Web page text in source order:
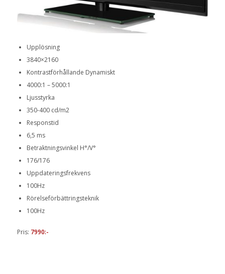
Upplösning
3840×2160
Kontrastförhållande Dynamiskt
4000:1 – 5000:1
Ljusstyrka
350-400 cd/m2
Responstid
6,5 ms
Betraktningsvinkel H°/V°
176/176
Uppdateringsfrekvens
100Hz
Rörelseförbättringsteknik
100Hz
Pris: 7990:-